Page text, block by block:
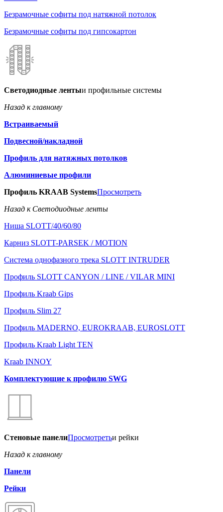
Безрамочные софиты под натяжной потолок
Безрамочные софиты под гипсокартон
Светодиодные лентыи профильные системы
Назад к главному
Встраиваемый
Подвесной/накладной
Профиль для натяжных потолков
Алюминиевые профили
Профиль KRAAB SystemsПросмотреть
Назад к Светодиодные ленты
Ниша SLOTT/40/60/80
Карниз SLOTT-PARSEK / MOTION
Система однофазного трека SLOTT INTRUDER
Профиль SLOTT CANYON / LINE / VILAR MINI
Профиль Kraab Gips
Профиль Slim 27
Профиль MADERNO, EUROKRAAB, EUROSLOTT
Профиль Kraab Light TEN
Kraab INNOY
Комплектующие к профилю SWG
Стеновые панелиПросмотретьи рейки
Назад к главному
Панели
Рейки